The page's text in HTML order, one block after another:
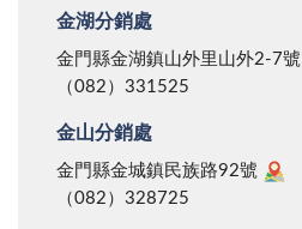
金湖分銷處
金門縣金湖鎮山外里山外2-7號
（082）331525
金山分銷處
金門縣金城鎮民族路92號
（082）328725